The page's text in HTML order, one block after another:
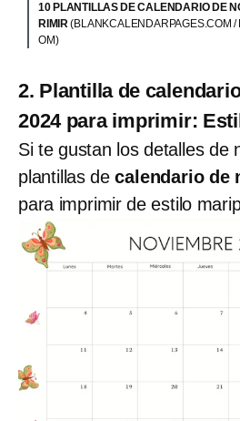
10 PLANTILLAS DE CALENDARIO DE
RIMIR(BLANKCALENDARPAGES.COM
OM)
2. Plantilla de
2024 para imprimir:
Si te gustan los detalles de
plantillas de calendario de
para imprimir de estilo